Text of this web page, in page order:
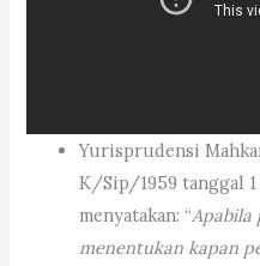
Yurisprudensi
K/Sip/1959 tanggal 1
menyatakan: “Apabila
menentukan kapan